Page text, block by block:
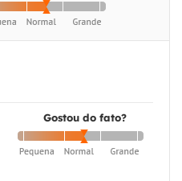
Gostou do fato?